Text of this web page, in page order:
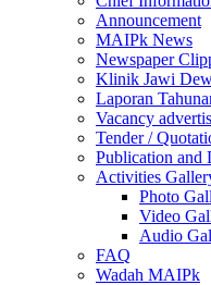
Announcement
MAIPk News
Newspaper
Klinik Jawi
Laporan
Vacancy
Tender /
Publication and
Activities
Photo
Video
Audio
FAQ
Wadah MAIPk